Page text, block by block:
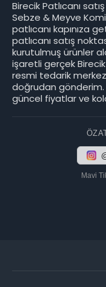
Birecik Patlıcanı
Sebze & Meyve
patlıcanı kapınıza
patlıcanı satış
kurutulmuş ürünler
işaretli gerçek
resmi tedarik
doğrudan gönderim.
güncel fiyatlar ve
Mavi